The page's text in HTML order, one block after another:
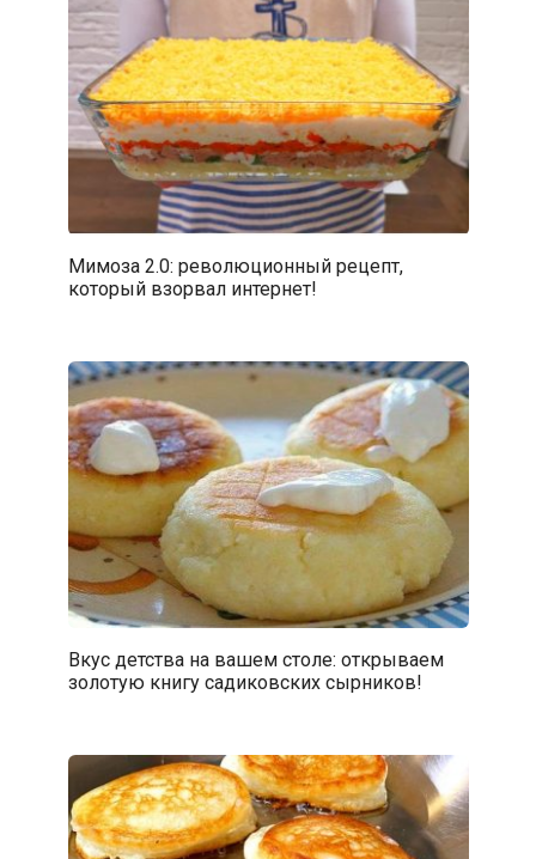
Мимоза 2.0: революционный рецепт,
который взорвал интернет!
Вкус детства на вашем столе: открываем
золотую книгу садиковских сырников!